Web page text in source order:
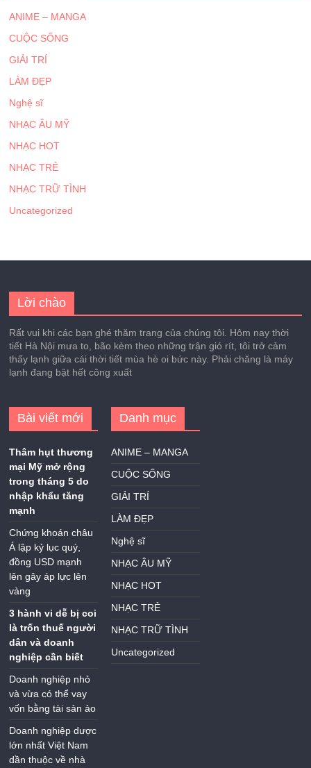
ANIME – MANGA
CUỘC SỐNG
GIẢI TRÍ
LÀM ĐẸP
Nghệ sĩ
NHẠC ÂU MỸ
NHẠC HOT
NHẠC TRẺ
NHẠC TRỮ TÌNH
Uncategorized
Lời chào
Rất vui khi các bạn ghé thăm trang của chúng tôi. Hôm nay thời
tiết Hà Nội mưa to, bão kèm theo những trận gió rít, tôi trở cảm
thấy lạnh giữa cái thời tiết mùa hè oi bức này. Phải chăng là máy
lạnh đang bật hết công xuất
Bài viết mới
Thâm hụt thương
mại Mỹ mở rộng
trong tháng 5 do
nhập khẩu tăng
mạnh
Chứng khoán châu
Á lập kỷ lục quý,
đồng USD mạnh
lên gây áp lực lên
vàng
3 hành vi dễ bị coi
là trốn thuế người
dân và doanh
nghiệp cần biết
Doanh nghiệp nhỏ
và vừa có thể vay
vốn bằng tài sản ảo
Doanh nghiệp dược
lớn nhất Việt Nam
dần thuộc về nhà
Danh mục
ANIME – MANGA
CUỘC SỐNG
GIẢI TRÍ
LÀM ĐẸP
Nghệ sĩ
NHẠC ÂU MỸ
NHẠC HOT
NHẠC TRẺ
NHẠC TRỮ TÌNH
Uncategorized